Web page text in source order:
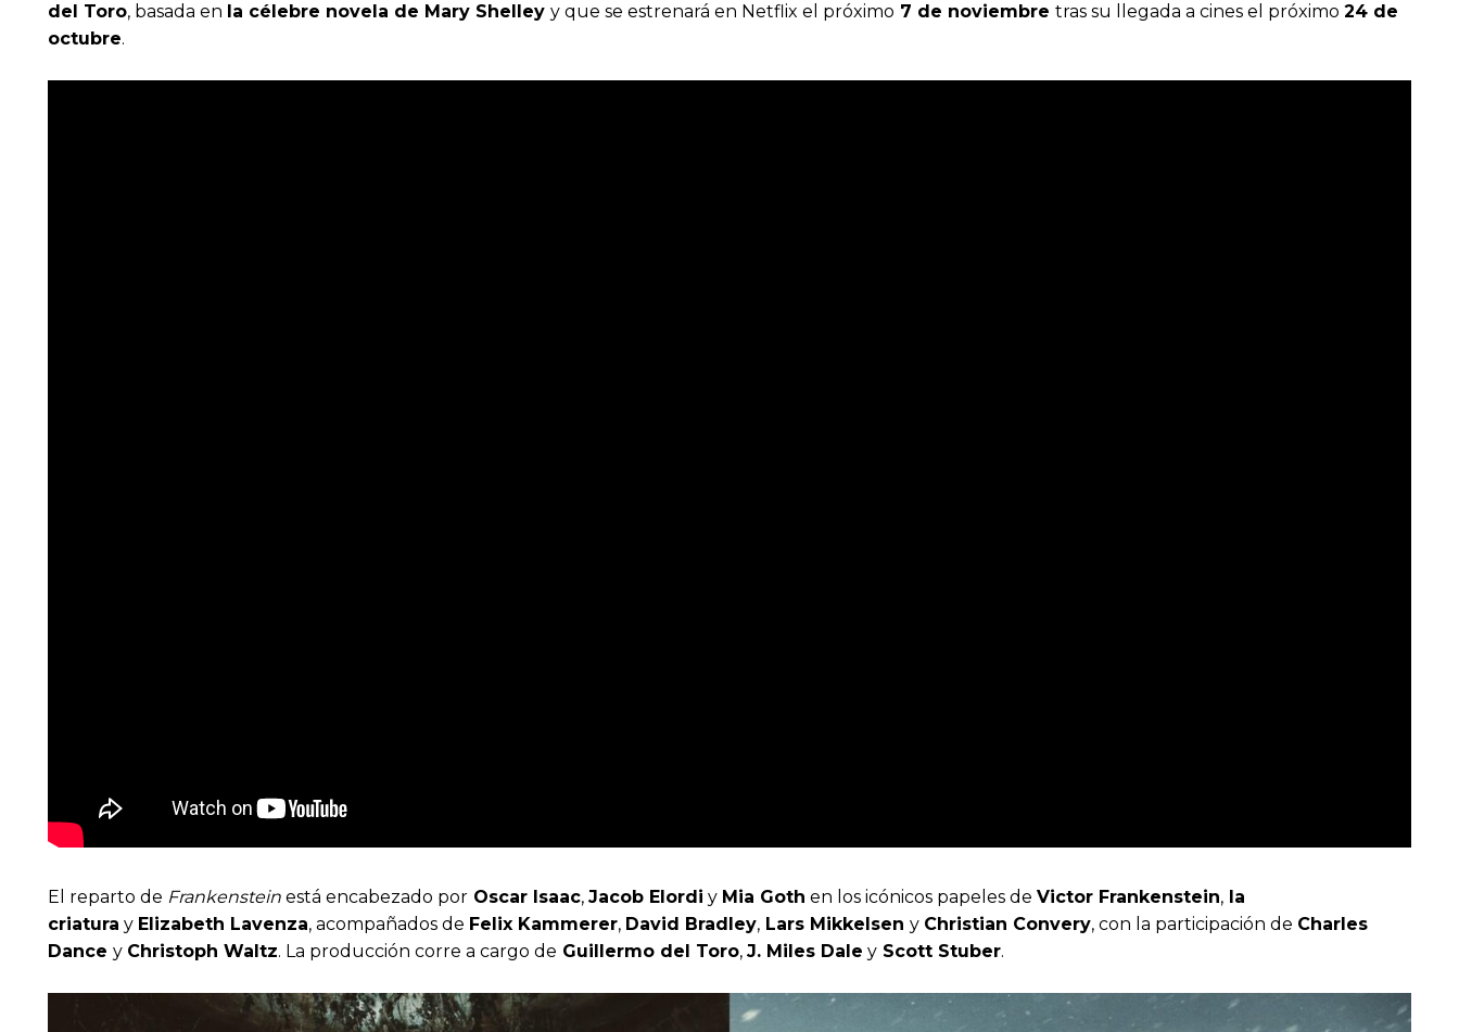
del Toro, basada en la célebre novela de Mary Shelley y que se estrenará en Netflix el próximo 7 de noviembre tras su llegada a cines el próximo 24 de
octubre.
El reparto de Frankenstein está encabezado por Oscar Isaac, Jacob Elordi y Mia Goth en los icónicos papeles de Victor Frankenstein, la
criatura y Elizabeth Lavenza, acompañados de Felix Kammerer, David Bradley, Lars Mikkelsen y Christian Convery, con la participación de Charles
Dance y Christoph Waltz. La producción corre a cargo de Guillermo del Toro, J. Miles Dale y Scott Stuber.